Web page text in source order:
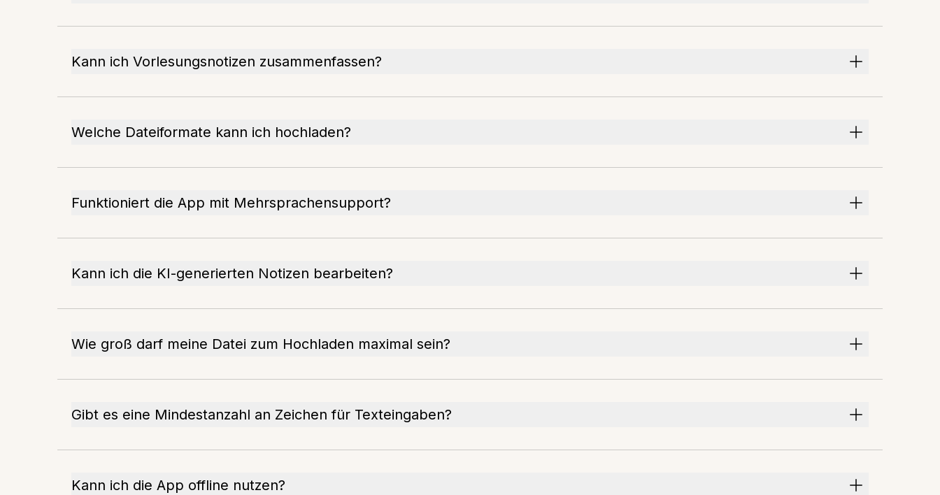
Kann ich Vorlesungsnotizen zusammenfassen?
Welche Dateiformate kann ich hochladen?
Funktioniert die App mit Mehrsprachensupport?
Kann ich die KI-generierten Notizen bearbeiten?
Wie groß darf meine Datei zum Hochladen maximal sein?
Gibt es eine Mindestanzahl an Zeichen für Texteingaben?
Kann ich die App offline nutzen?